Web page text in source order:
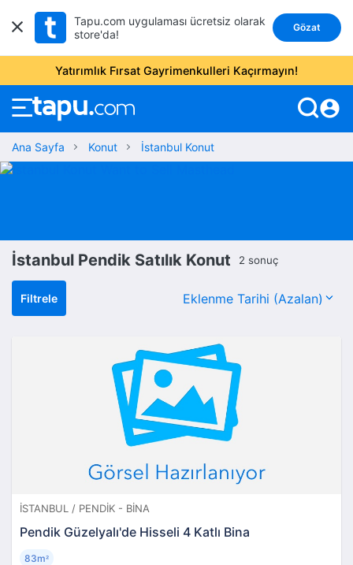
Tapu.com uygulaması ücretsiz olarak
store'da!
Gözat
Yatırımlık Fırsat Gayrimenkulleri Kaçırmayın!
account_circle
Ana Sayfa Konut İstanbul Konut
İstanbul Pendik Satılık Konut 2 sonuç
Filtrele
İSTANBUL / PENDIK - BINA
Pendik Güzelyalı'de Hisseli 4 Katlı Bina
83m²